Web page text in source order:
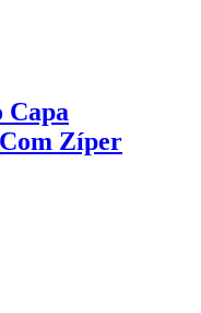
Capa
Zíper